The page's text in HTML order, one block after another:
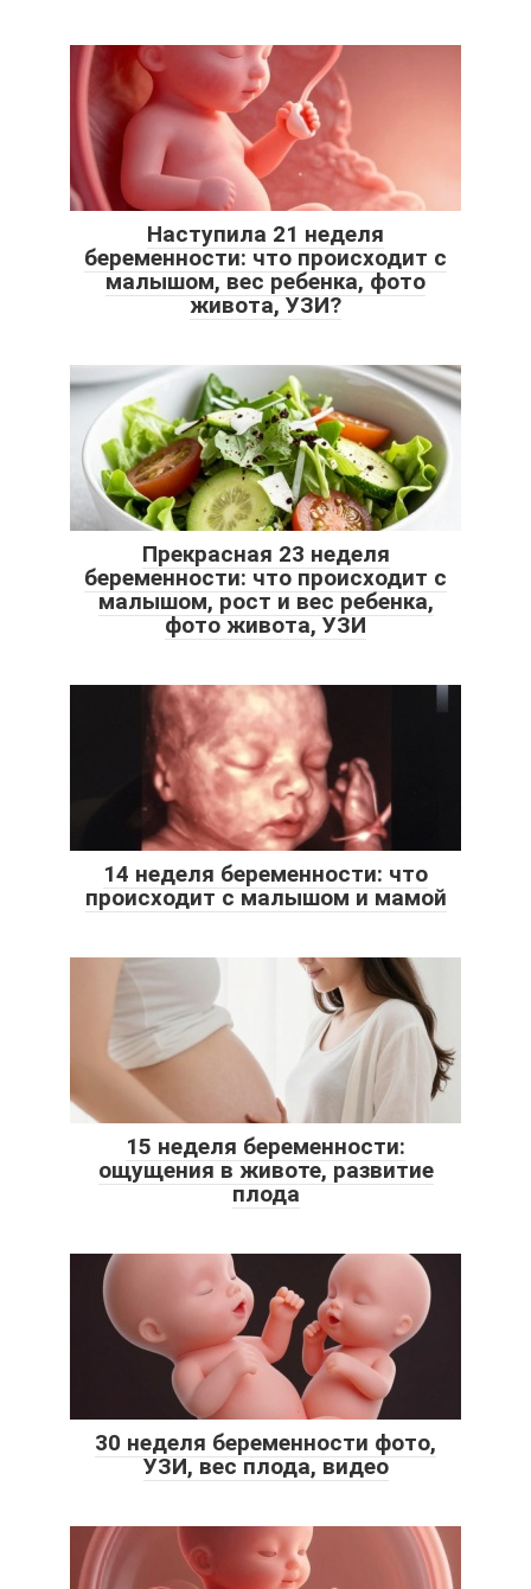
Наступила 21 неделя
беременности: что происходит с
малышом, вес ребенка, фото
живота, УЗИ?
Прекрасная 23 неделя
беременности: что происходит с
малышом, рост и вес ребенка,
фото живота, УЗИ
14 неделя беременности: что
происходит с малышом и мамой
15 неделя беременности:
ощущения в животе, развитие
плода
30 неделя беременности фото,
УЗИ, вес плода, видео